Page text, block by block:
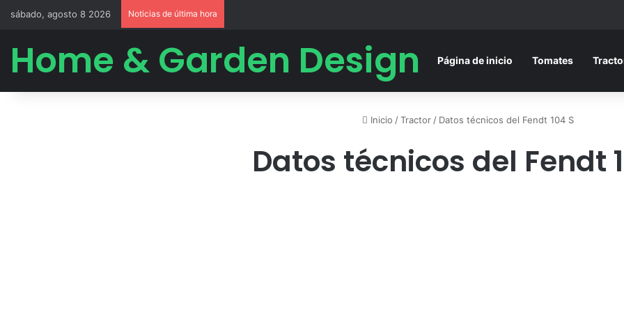
sábado, agosto 8 2026 Noticias de última hora
Home & Garden Design Página de inicio Tomates
Inicio /Tractor / Datos técnicos del Fendt 104 S
Datos técnicos del Fendt